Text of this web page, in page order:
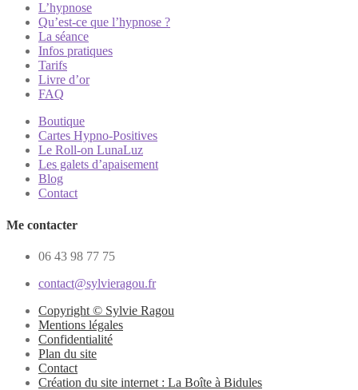
L’hypnose
Qu’est-ce que l’hypnose ?
La séance
Infos pratiques
Tarifs
Livre d’or
FAQ
Boutique
Cartes Hypno-Positives
Le Roll-on LunaLuz
Les galets d’apaisement
Blog
Contact
Me contacter
06 43 98 77 75
contact@sylvieragou.fr
Copyright © Sylvie Ragou
Mentions légales
Confidentialité
Plan du site
Contact
Création du site internet : La Boîte à Bidules